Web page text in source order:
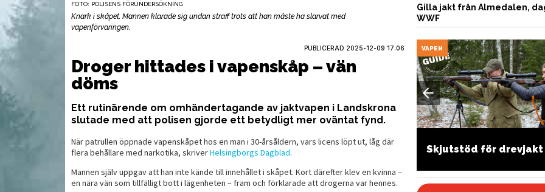
FOTO: POLISENS FÖRUNDERSÖKNING
Knark i skåpet. Mannen klarade sig undan straff trots att han måste ha slarvat med
vapenförvaringen.
PUBLICERAD 2025-12-09 17:06
Droger hittades i vapenskåp – vän
döms
Ett rutinärende om omhändertagande av jaktvapen i Landskrona
slutade med att polisen gjorde ett betydligt mer oväntat fynd.
När patrullen öppnade vapenskåpet hos en man i 30-årsåldern, vars licens löpt ut, låg där
flera behållare med narkotika, skriverHelsingborgs Dagblad.
Mannen själv uppgav att han inte kände till innehållet i skåpet. Kort därefter klev en kvinna –
en nära vän som tillfälligt bott i lägenheten – fram och förklarade att drogerna var hennes.
Gilla jakt från Almedalen,
WWF
Kärlek på italienska
Allround värmeoptik i
behändigt format
VAPEN
Skjutstöd för drevjakt